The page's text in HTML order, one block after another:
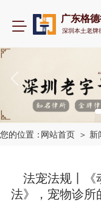
T
g
e
v
i
o
广东格
深圳本土老牌
您的位置：网站首页 ＞ 新
法宠法规丨《
法》，宠物诊所